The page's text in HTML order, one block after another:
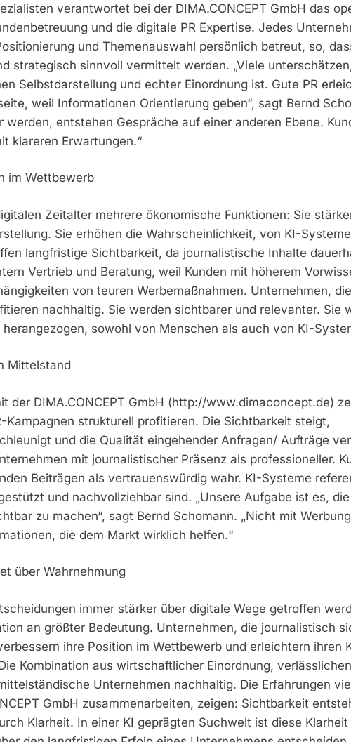
verantwortet bei der DIMA.CONCEPT GmbH das
und die digitale PR Expertise. Jedes
und Themenauswahl persönlich betreut, so,
strategisch sinnvoll vermittelt werden. „Viele
Selbstdarstellung und echter Einordnung ist. Gute PR
weil Informationen Orientierung geben“, sagt Bernd
werden, entstehen Gespräche auf einer anderen Ebene.
klareren Erwartungen.“
im Wettbewerb
Zeitalter mehrere ökonomische Funktionen: Sie
Sie erhöhen die Wahrscheinlichkeit, von KI-
langfristige Sichtbarkeit, da journalistische Inhalte
Vertrieb und Beratung, weil Kunden mit höherem
von teuren Werbemaßnahmen. Unternehmen, die
nachhaltig. Sie werden sichtbarer und relevanter. Sie
sowohl von Menschen als auch von KI-
Mittelstand
der DIMA.CONCEPT GmbH (http://www.dimaconcept.de)
Kampagnen strukturell profitieren. Die Sichtbarkeit steigt,
und die Qualität eingehender Anfragen/ Aufträge
mit journalistischer Präsenz als professioneller.
Beiträgen als vertrauenswürdig wahr. KI-Systeme
und nachvollziehbar sind. „Unsere Aufgabe ist es, die
zu machen“, sagt Bernd Schomann. „Nicht mit
die dem Markt wirklich helfen.“
über Wahrnehmung
immer stärker über digitale Wege getroffen
an größter Bedeutung. Unternehmen, die journalistisch
ihre Position im Wettbewerb und erleichtern ihren
Kombination aus wirtschaftlicher Einordnung,
Unternehmen nachhaltig. Die Erfahrungen
GmbH zusammenarbeiten, zeigen: Sichtbarkeit
Klarheit. In einer KI geprägten Suchwelt ist diese Klarheit